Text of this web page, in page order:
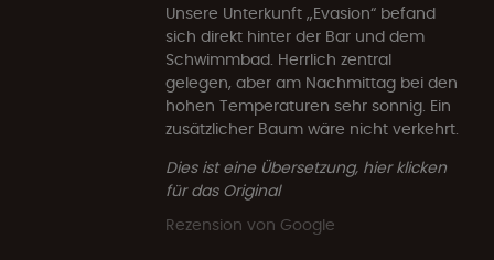
Unsere Unterkunft „Evasion“ befand
sich direkt hinter der Bar und dem
Schwimmbad. Herrlich zentral
gelegen, aber am Nachmittag bei den
hohen Temperaturen sehr sonnig. Ein
zusätzlicher Baum wäre nicht verkehrt.
Dies ist eine Übersetzung, hier klicken
für das Original
Rezension von Google